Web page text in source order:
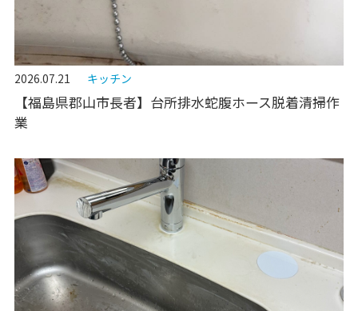
2026.07.21 キッチン
【福島県郡山市長者】台所排水蛇腹ホース脱着清掃作
業